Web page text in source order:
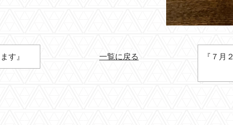
す』
『７月
一覧に戻る